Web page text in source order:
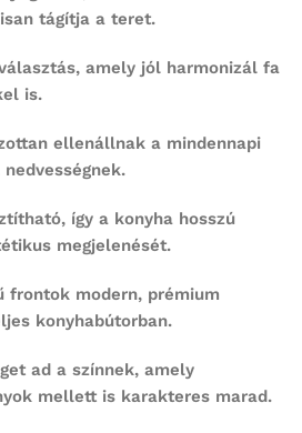
tágítja a teret.
amely jól harmonizál fa
is.
ellenállnak a mindennapi
így a konyha hosszú
megjelenését.
frontok modern, prémium
konyhabútorban.
ad a színnek, amely
mellett is karakteres marad.